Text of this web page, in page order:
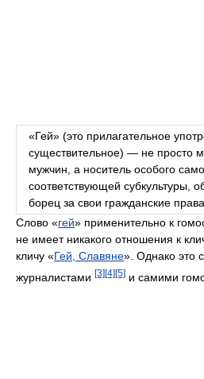
«Гей» (это прилагательное
существительное) — не просто
мужчин, а носитель особого
соответствующей субкультуры,
борец за свои гражданские права
Слово «гей» применительно к
не имеет никакого отношения к
кличу «Гей, Славяне». Однако это
журналистами [3] [4] [5] и самими